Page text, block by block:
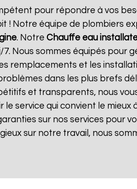
pour répondre à vos
! Notre équipe de plombiers
. Notre Chauffe eau
Nous sommes équipés pour
remplacements et les
dans les plus brefs
et transparents, nous
service qui convient le mieux
sur nos services pour
sur notre travail, nous